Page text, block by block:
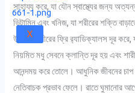
X
সাহায্য করে, যা যৌন স্বাস্থ্যের জন্য
ভিটামিন এবং খনিজ, যা শরীরের শক্তি
উপাদান শরীরের ফ্রি র‍্যাডিক্যালস দূর
নিয়মিত মধু সেবনে ক্লান্তি দূর হয় এবং
আনন্দময় করে তোলে। আধুনিক জীবনের
নেতিবাচক প্রভাব ফেলে। রাতে ঘুমানোর